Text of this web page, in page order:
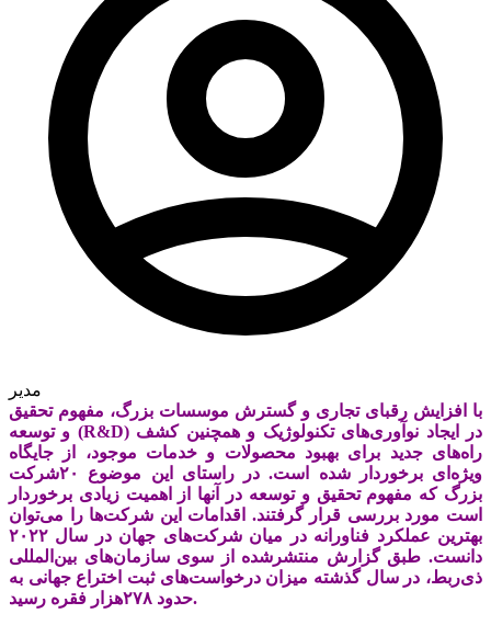
مدیر
با افزایش رقبای تجاری و گسترش موسسات بزرگ، مفهوم تحقیق
و توسعه (R&D) در ایجاد نوآوری‌های تکنولوژیک و همچنین کشف
راه‌های جدید برای بهبود محصولات و خدمات موجود، از جایگاه
ویژه‌ای برخوردار شده است. در راستای این موضوع ۲۰شرکت
بزرگ که مفهوم تحقیق و توسعه در آنها از اهمیت زیادی برخوردار
است مورد بررسی قرار گرفتند. اقدامات این شرکت‌ها را می‌‌‌توان
بهترین عملکرد فناورانه در میان شرکت‌های جهان در سال ۲۰۲۲
دانست. طبق گزارش منتشرشده از سوی سازمان‌های بین‌المللی
ذی‌ربط، در سال گذشته میزان درخواست‌های ثبت اختراع جهانی به
حدود ۲۷۸‌هزار فقره رسید.